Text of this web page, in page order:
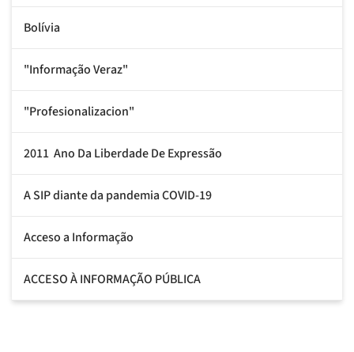
Bolívia
"Informação Veraz"
"Profesionalizacion"
2011  Ano Da Liberdade De Expressão
A SIP diante da pandemia COVID-19
Acceso a Informação
ACCESO À INFORMAÇÃO PÚBLICA